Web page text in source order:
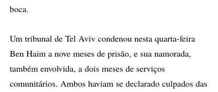
boca.
Um tribunal de Tel Aviv condenou nesta quarta-feira
Ben Haim a nove meses de prisão, e sua namorada,
também envolvida, a dois meses de serviços
comunitários. Ambos haviam se declarado culpados das